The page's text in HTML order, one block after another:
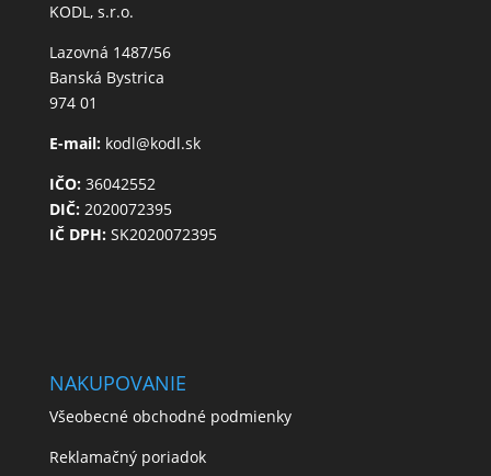
KODL, s.r.o.
Lazovná 1487/56
Banská Bystrica
974 01
E-mail: kodl@kodl.sk
IČO:36042552
DIČ:2020072395
IČ DPH:SK2020072395
NAKUPOVANIE
Všeobecné obchodné podmienky
Reklamačný poriadok